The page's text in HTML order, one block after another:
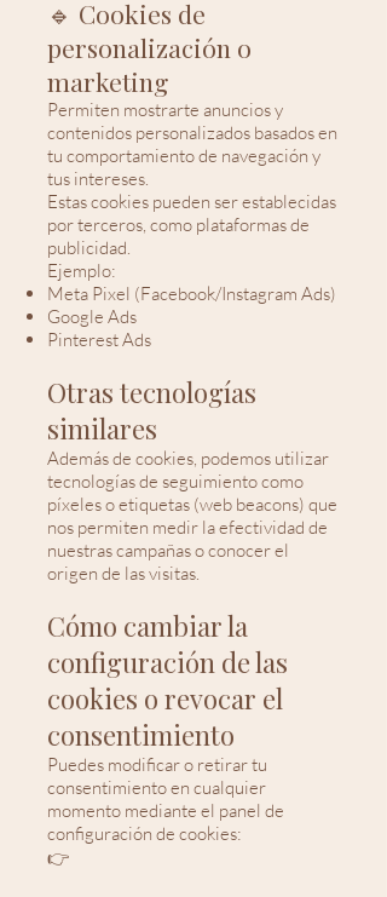
🔹 Cookies de
personalización o
marketing
Permiten mostrarte anuncios y
contenidos personalizados basados en
tu comportamiento de navegación y
tus intereses.
Estas cookies pueden ser establecidas
por terceros, como plataformas de
publicidad.
Ejemplo:
Meta Pixel (Facebook/Instagram Ads)
Google Ads
Pinterest Ads
Otras tecnologías
similares
Además de cookies, podemos utilizar
tecnologías de seguimiento como
píxeles o etiquetas (web beacons) que
nos permiten medir la efectividad de
nuestras campañas o conocer el
origen de las visitas.
Cómo cambiar la
configuración de las
cookies o revocar el
consentimiento
Puedes modificar o retirar tu
consentimiento en cualquier
momento mediante el panel de
configuración de cookies:
👉